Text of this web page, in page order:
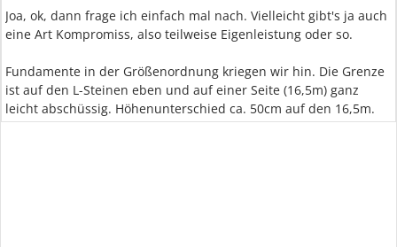
Joa, ok, dann frage ich einfach mal nach. Vielleicht gibt's ja auch
eine Art Kompromiss, also teilweise Eigenleistung oder so.
Fundamente in der Größenordnung kriegen wir hin. Die Grenze
ist auf den L-Steinen eben und auf einer Seite (16,5m) ganz
leicht abschüssig. Höhenunterschied ca. 50cm auf den 16,5m.